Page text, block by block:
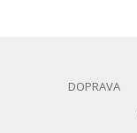
DOPRAVA